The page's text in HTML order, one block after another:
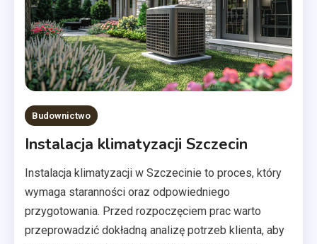
Budownictwo
Instalacja klimatyzacji Szczecin
Instalacja klimatyzacji w Szczecinie to proces, który
wymaga staranności oraz odpowiedniego
przygotowania. Przed rozpoczęciem prac warto
przeprowadzić dokładną analizę potrzeb klienta, aby